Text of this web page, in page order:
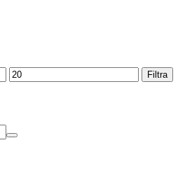
Prezzo
Max
Filtra